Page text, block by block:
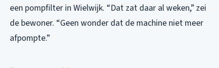
een pompfilter in Wielwijk. “Dat zat daar al weken,” zei
de bewoner. “Geen wonder dat de machine niet meer
afpompte.”